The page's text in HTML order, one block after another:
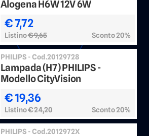
Alogena H6W 12V 6W
€ 7,72
Listino€ 9,65 Sconto 20%
PHILIPS - Cod.20129728
Lampada (H7) PHILIPS -
Modello CityVision
€ 19,36
Listino€ 24,20 Sconto 20%
PHILIPS - Cod.2012972X